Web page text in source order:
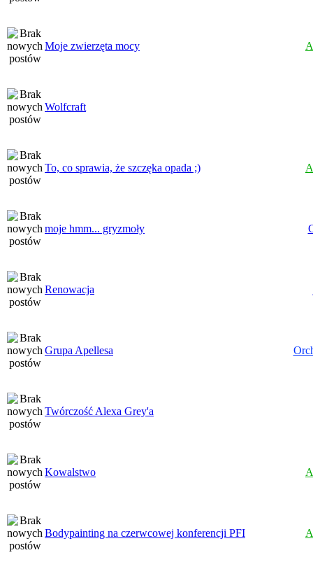
Moje zwierzęta mocy
Wolfcraft
To, co sprawia, że szczęka opada ;)
moje hmm... gryzmoły
Renowacja
Grupa Apellesa
Twórczość Alexa Grey'a
Kowalstwo
Bodypainting na czerwcowej konferencji PFI